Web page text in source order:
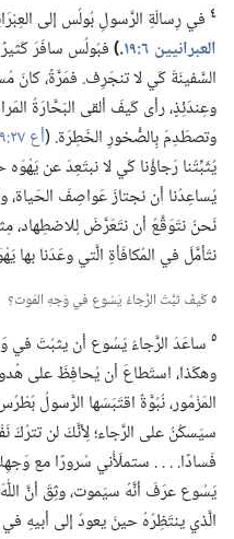
٤ في رِسالَةِ الرَّسولِ بُولُس إلى
العبرانيين ٦:‏١٩
‏.‏)‏فبُولُس سافَرَ
السَّفينَةَ كَي لا تنجَرِف.‏ فمَرَّةً،‏ كانَ
وعِندَئِذٍ،‏ رأى كَيفَ ألقى البَحَّارَةُ
وتصطَدِمَ بِالصُّخورِ الخَطِرَة.‏ (‏أع ٢٧:‏٢٩،‏
يُثَبِّتُنا رَجاؤُنا كَي لا نبتَعِدَ عن
يُساعِدُنا أن نجتازَ عَواصِفَ الحَياة،‏
نَحنُ نتَوَقَّعُ أن نتَعَرَّضَ لِلاضطِهاد،‏
نتَأمَّلَ في المُكافَأةِ الَّتي وعَدَنا بها
٥كَيفَ ثبَّتَ الرَّجاءُ يَسُوع في وَجهِ المَوت؟‏
٥ ساعَدَ الرَّجاءُ يَسُوع أن يثبُتَ في
وهكَذا،‏ استَطاعَ أن يُحافِظَ على
المَزْمُور،‏ نُبُوَّةٌ اقتَبَسَها الرَّسولُ
سيَسكُنُ على الرَّجاء؛‏ لِأنَّكَ لن
فَسادًا.‏ .‏ .‏ .‏ ستملَأُني سُرورًا مع
يَسُوع عرَفَ أنَّهُ سيَموت،‏ وثِقَ أنَّ
الَّذي ينتَظِرُهُ حينَ يعودُ إلى أبيهِ